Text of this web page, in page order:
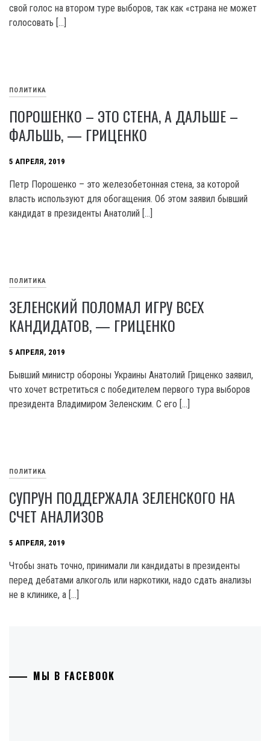
свой голос на втором туре выборов, так как «страна не может
голосовать […]
ПОЛИТИКА
ПОРОШЕНКО – ЭТО СТЕНА, А ДАЛЬШЕ –
ФАЛЬШЬ, — ГРИЦЕНКО
5 АПРЕЛЯ, 2019
Петр Порошенко – это железобетонная стена, за которой
власть используют для обогащения. Об этом заявил бывший
кандидат в президенты Анатолий […]
ПОЛИТИКА
ЗЕЛЕНСКИЙ ПОЛОМАЛ ИГРУ ВСЕХ
КАНДИДАТОВ, — ГРИЦЕНКО
5 АПРЕЛЯ, 2019
Бывший министр обороны Украины Анатолий Гриценко заявил,
что хочет встретиться с победителем первого тура выборов
президента Владимиром Зеленским. С его […]
ПОЛИТИКА
СУПРУН ПОДДЕРЖАЛА ЗЕЛЕНСКОГО НА
СЧЕТ АНАЛИЗОВ
5 АПРЕЛЯ, 2019
Чтобы знать точно, принимали ли кандидаты в президенты
перед дебатами алкоголь или наркотики, надо сдать анализы
не в клинике, а […]
МЫ В FACEBOOK